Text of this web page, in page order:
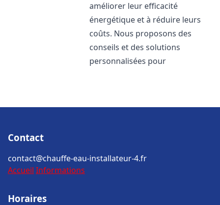
améliorer leur efficacité
énergétique et à réduire leurs
coûts. Nous proposons des
conseils et des solutions
personnalisées pour
Contact
contact@chauffe-eau-installateur-4.fr
Accueil Informations
Horaires